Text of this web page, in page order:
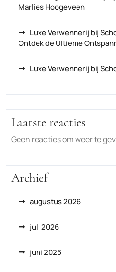
Marlies Hoogeveen
Luxe Verwennerij bij
Ontdek de Ultieme
Luxe Verwennerij bij
Laatste reacties
Geen reacties om weer te
Archief
augustus 2026
juli 2026
juni 2026